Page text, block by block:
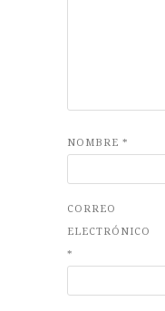
NOMBRE *
CORREO
ELECTRÓNICO
*